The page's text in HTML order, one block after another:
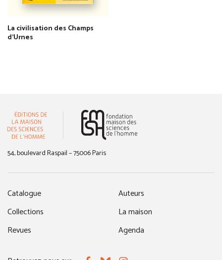
La civilisation des Champs
d'Urnes
54, boulevard Raspail – 75006 Paris
Catalogue
Collections
Revues
Auteurs
La maison
Agenda